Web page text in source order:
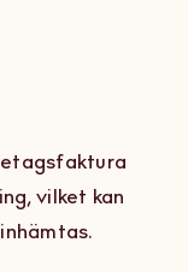
vilket kan